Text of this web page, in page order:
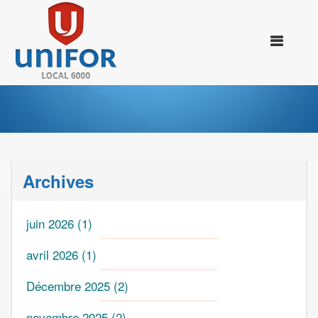
BELL REMPLIT LES POCHES DE SES
ACTIONNAIRES EN FAISANT DES COUPES
Archives
juin 2026 (1)
avril 2026 (1)
Décembre 2025 (2)